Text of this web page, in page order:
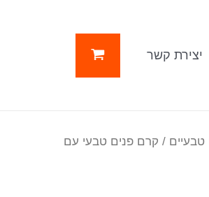
יצירת קשר
/ קרם פנים טבעי עם